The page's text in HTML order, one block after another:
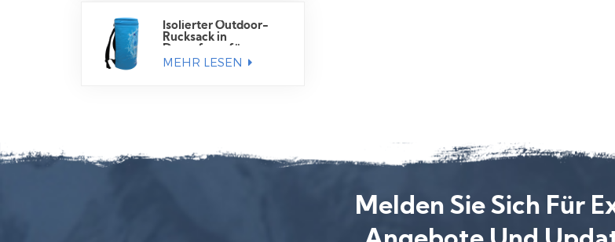
Isolierter Outdoor-
Rucksack in
Getränkedosen
MEHR LESEN
Melden Sie Sich Für